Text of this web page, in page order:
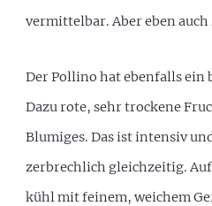
vermittelbar. Aber eben
Der Pollino hat ebenfalls ein
Dazu rote, sehr trockene
Blumiges. Das ist intensiv
zerbrechlich gleichzeitig.
kühl mit feinem, weichem